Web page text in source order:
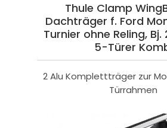
Thule Clamp
Dachträger f. Ford
Turnier ohne Reling,
5-Türer
2 Alu Komplettträger zur
Türrahmen